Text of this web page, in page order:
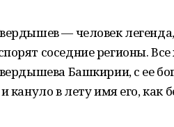
— человек
соседние регионы.
Башкирии, с ее
кануло в лету имя его, как